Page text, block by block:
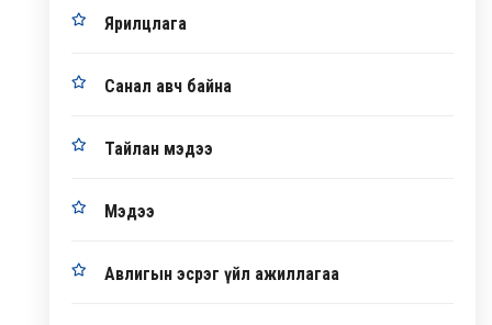
Ярилцлага
Санал авч байна
Тайлан мэдээ
Мэдээ
Авлигын эсрэг үйл ажиллагаа